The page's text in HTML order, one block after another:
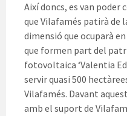
Així doncs, es van poder
que Vilafamés patirà de
dimensió que ocuparà
que formen part del
fotovoltaica ‘Valentia
servir quasi 500
Vilafamés. Davant
amb el suport de